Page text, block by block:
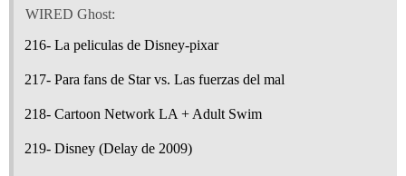
WIRED Ghost:
216- La peliculas de Disney-pixar
217- Para fans de Star vs. Las fuerzas del mal
218- Cartoon Network LA + Adult Swim
219- Disney (Delay de 2009)